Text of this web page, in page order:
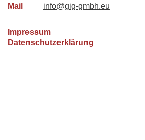
Mail
info@gig-gmbh.eu
Impressum
Datenschutzerklärung